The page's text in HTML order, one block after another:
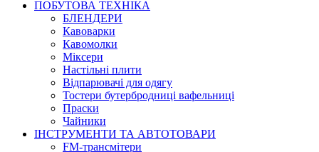
ПОБУТОВА ТЕХНІКА
БЛЕНДЕРИ
Кавоварки
Кавомолки
Міксери
Настільні плити
Відпарювачі для одягу
Тостери бутербродниці вафельниці
Праски
Чайники
ІНСТРУМЕНТИ ТА АВТОТОВАРИ
FM-трансмітери